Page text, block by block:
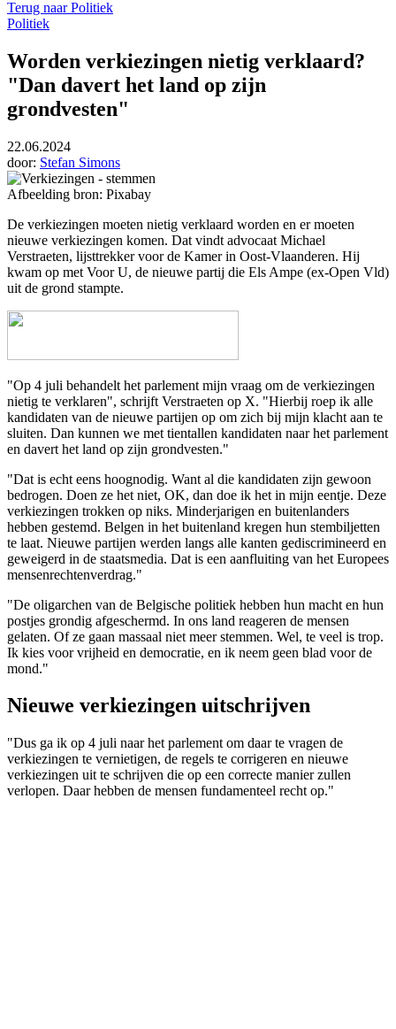
Terug naar Politiek
Politiek
Worden verkiezingen nietig verklaard?
"Dan davert het land op zijn
grondvesten"
22.06.2024
door: Stefan Simons
Afbeelding bron: Pixabay
De verkiezingen moeten nietig verklaard worden en er moeten
nieuwe verkiezingen komen. Dat vindt advocaat Michael
Verstraeten, lijsttrekker voor de Kamer in Oost-Vlaanderen. Hij
kwam op met Voor U, de nieuwe partij die Els Ampe (ex-Open Vld)
uit de grond stampte.
"Op 4 juli behandelt het parlement mijn vraag om de verkiezingen
nietig te verklaren", schrijft Verstraeten op X. "Hierbij roep ik alle
kandidaten van de nieuwe partijen op om zich bij mijn klacht aan te
sluiten. Dan kunnen we met tientallen kandidaten naar het parlement
en davert het land op zijn grondvesten."
"Dat is echt eens hoognodig. Want al die kandidaten zijn gewoon
bedrogen. Doen ze het niet, OK, dan doe ik het in mijn eentje. Deze
verkiezingen trokken op niks. Minderjarigen en buitenlanders
hebben gestemd. Belgen in het buitenland kregen hun stembiljetten
te laat. Nieuwe partijen werden langs alle kanten gediscrimineerd en
geweigerd in de staatsmedia. Dat is een aanfluiting van het Europees
mensenrechtenverdrag."
"De oligarchen van de Belgische politiek hebben hun macht en hun
postjes grondig afgeschermd. In ons land reageren de mensen
gelaten. Of ze gaan massaal niet meer stemmen. Wel, te veel is trop.
Ik kies voor vrijheid en democratie, en ik neem geen blad voor de
mond."
Nieuwe verkiezingen uitschrijven
"Dus ga ik op 4 juli naar het parlement om daar te vragen de
verkiezingen te vernietigen, de regels te corrigeren en nieuwe
verkiezingen uit te schrijven die op een correcte manier zullen
verlopen. Daar hebben de mensen fundamenteel recht op."